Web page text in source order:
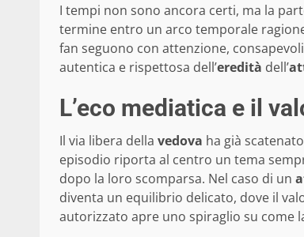
I tempi non sono ancora certi, ma la
termine entro un arco temporale
fan seguono con attenzione,
autentica e rispettosa dell’eredità dell’
L’eco mediatica e il
Il via libera della vedova ha già
episodio riporta al centro un tema
dopo la loro scomparsa. Nel caso di un
diventa un equilibrio delicato, dove il
autorizzato apre uno spiraglio su come